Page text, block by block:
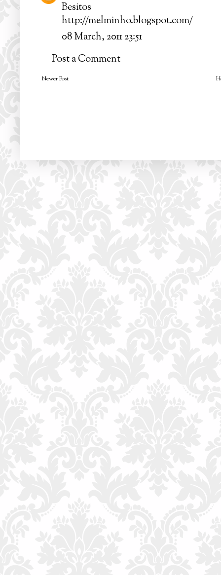
Besitos
http://melminho.blogspot.com/
08 March, 2011 23:51
Post a Comment
Newer Post